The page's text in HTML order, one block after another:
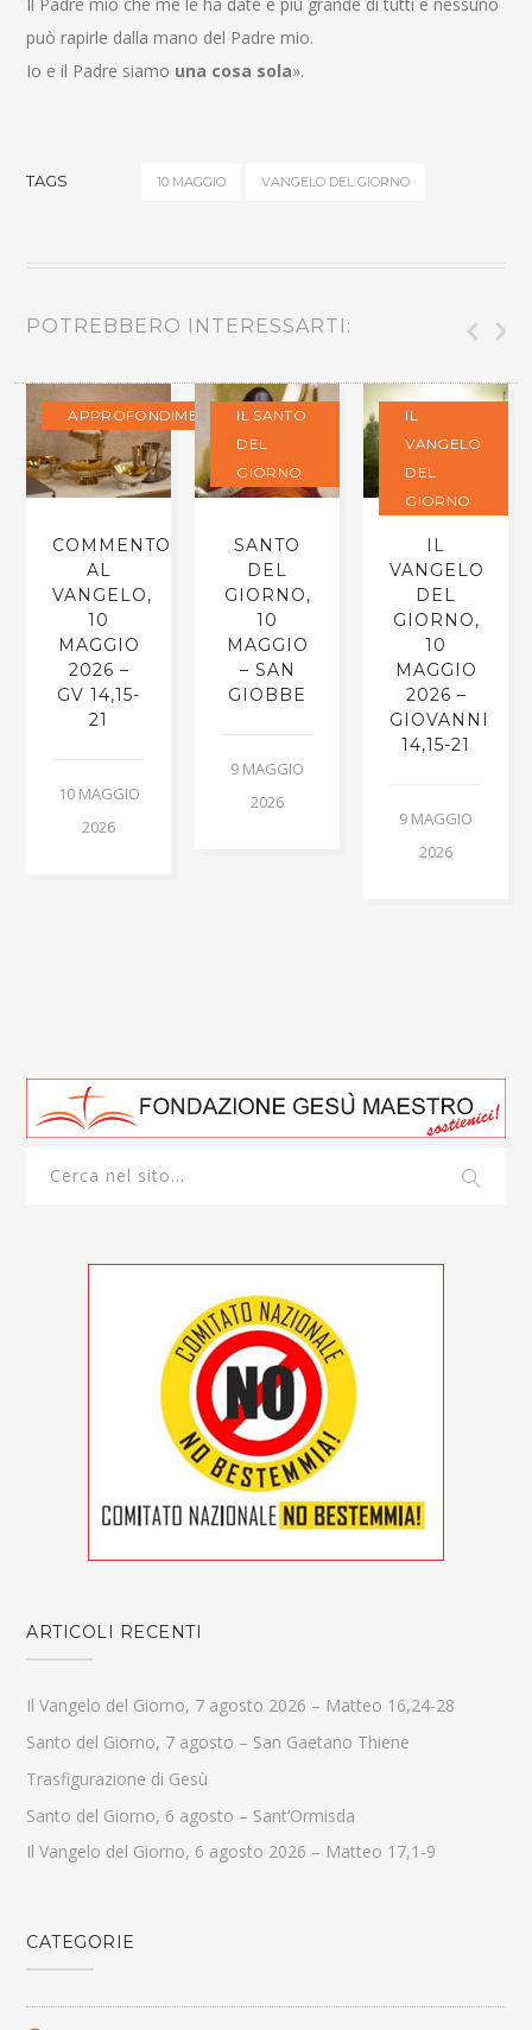
può rapirle dalla mano del Padre mio.
Io e il Padre siamo una cosa sola».
TAGS 10 MAGGIO VANGELO DEL GIORNO
POTREBBERO INTERESSARTI:
APPROFONDIMENTI
COMMENTO
AL
VANGELO,
10
MAGGIO
2026 –
GV 14,15-
21
10 MAGGIO
2026
IL SANTO
DEL
GIORNO
SANTO
DEL
GIORNO,
10
MAGGIO
– SAN
GIOBBE
9 MAGGIO
2026
IL
VANGELO
DEL
GIORNO
IL
VANGELO
DEL
GIORNO,
10
MAGGIO
2026 –
GIOVANNI
14,15-21
9 MAGGIO
2026
ARTICOLI RECENTI
Il Vangelo del Giorno, 7 agosto 2026 – Matteo 16,24-28
Santo del Giorno, 7 agosto – San Gaetano Thiene
Trasfigurazione di Gesù
Santo del Giorno, 6 agosto – Sant’Ormisda
Il Vangelo del Giorno, 6 agosto 2026 – Matteo 17,1-9
CATEGORIE